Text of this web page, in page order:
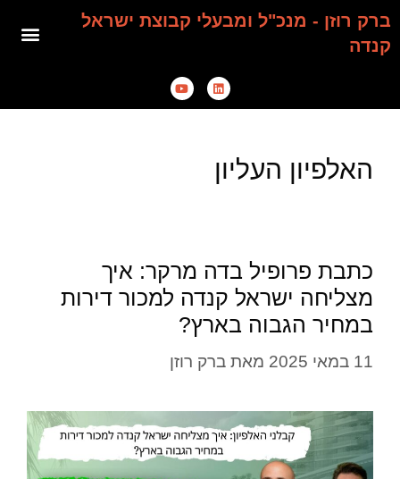
ברק רוזן - מנכ"ל ומבעלי קבוצת ישראל
קנדה
האלפיון העליון
כתבת פרופיל בדה מרקר: איך
מצליחה ישראל קנדה למכור דירות
במחיר הגבוה בארץ?
11 במאי 2025 מאת ברק רוזן